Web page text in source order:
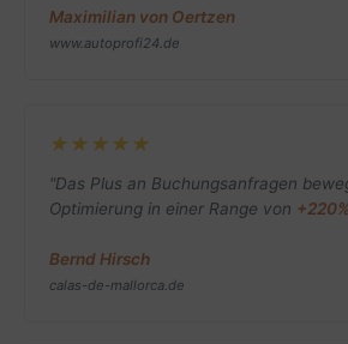
Maximilian von Oertzen
www.autoprofi24.de
★★★★★
"Das Plus an Buchungsanfragen
Optimierung in einer Range von
Bernd Hirsch
calas-de-mallorca.de